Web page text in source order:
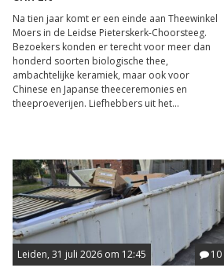
Na tien jaar komt er een einde aan Theewinkel
Moers in de Leidse Pieterskerk-Choorsteeg.
Bezoekers konden er terecht voor meer dan
honderd soorten biologische thee,
ambachtelijke keramiek, maar ook voor
Chinese en Japanse theeceremonies en
theeproeverijen. Liefhebbers uit het...
Leiden, 31 juli 2026 om 12:45 10